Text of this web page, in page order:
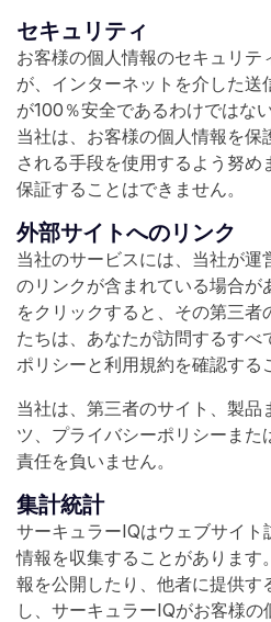
セキュリティ
お客様の個人情報のセキュリテ
が、インターネットを介した
が100％安全であるわけではな
当社は、お客様の個人情報を保
される手段を使用するよう努
保証することはできません。
外部サイトへのリンク
当社のサービスには、当社が
のリンクが含まれている場合が
をクリックすると、その第三
たちは、あなたが訪問するすべ
ポリシーと利用規約を確認する
当社は、第三者のサイト、製品
ツ、プライバシーポリシーま
責任を負いません。
集計統計
サーキュラーIQはウェブサイ
情報を収集することがあります
報を公開したり、他者に提供す
し、サーキュラーIQがお客様